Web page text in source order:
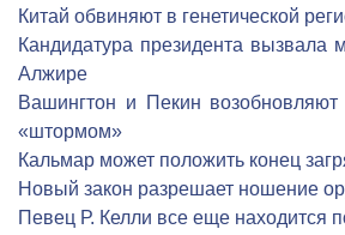
Китай обвиняют в генетической
Кандидатура президента вызвала
Алжире
Вашингтон и Пекин
«штормом»
Кальмар может положить конец
Новый закон разрешает ношение
Певец Р. Келли все еще находится